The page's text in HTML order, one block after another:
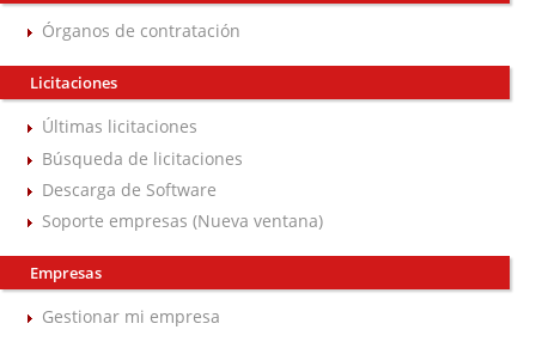
Órganos de contratación
Licitaciones
Últimas licitaciones
Búsqueda de licitaciones
Descarga de Software
Soporte empresas (Nueva ventana)
Empresas
Gestionar mi empresa